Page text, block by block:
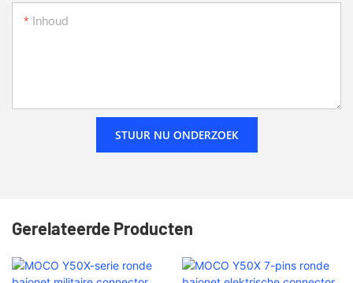
Inhoud
STUUR NU ONDERZOEK
Gerelateerde Producten